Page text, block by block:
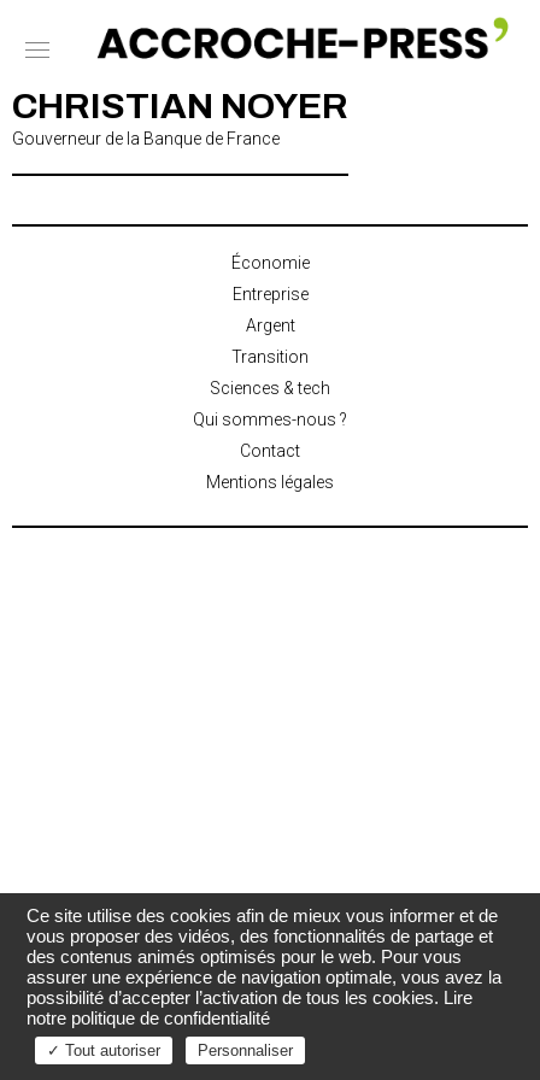
CHRISTIAN NOYER
Gouverneur de la Banque de France
Économie
Entreprise
Argent
Transition
Sciences & tech
Qui sommes-nous ?
Contact
Mentions légales
Ce site utilise des cookies afin de mieux vous informer et de
vous proposer des vidéos, des fonctionnalités de partage et
des contenus animés optimisés pour le web. Pour vous
assurer une expérience de navigation optimale, vous avez la
possibilité d’accepter l’activation de tous les cookies. Lire
notre politique de confidentialité
✓ Tout autoriser Personnaliser